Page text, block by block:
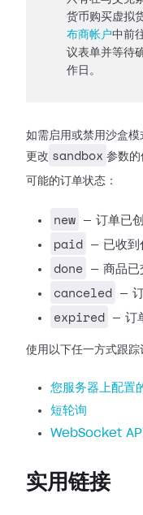
货币购买虚拟
布商帐户中前
议表单并等待
作日。
如需启用或禁用沙盒
更改 sandbox 参数的
可能的订单状态：
new — 订单已
paid — 已收到
done — 商品已
canceled —
expired — 订
使用以下任一方式跟踪
您服务器上配
短轮询
WebSocket
实用链接